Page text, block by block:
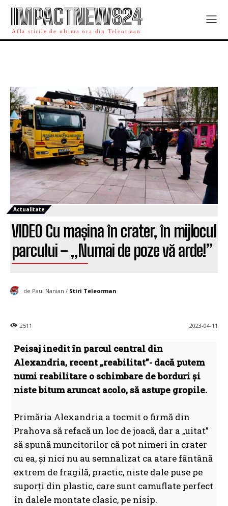
IMPACTNEWS24
Afla stirile de ultima ora din Teleorman
Actualitate
VIDEO Cu mașina în crater, în mijlocul
parcului – „Numai de poze vă arde!”
de Paul Nanian / Stiri Teleorman
2023-04-11
2511
Peisaj inedit în parcul central din
Alexandria, recent „reabilitat”- dacă putem
numi reabilitare o schimbare de borduri și
niste bitum aruncat acolo, să astupe gropile.
Primăria Alexandria a tocmit o firmă din
Prahova să refacă un loc de joacă, dar a „uitat”
să spună muncitorilor că pot nimeri în crater
cu ea, și nici nu au semnalizat ca atare fântână
extrem de fragilă, practic, niste dale puse pe
suporți din plastic, care sunt camuflate perfect
în dalele montate clasic, pe nisip.